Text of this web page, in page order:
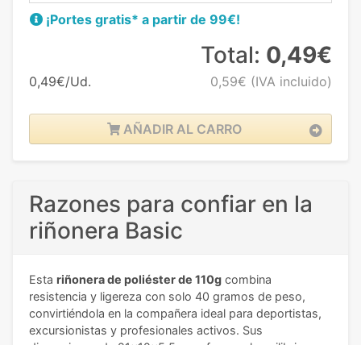
¡Portes gratis* a partir de 99€!
0,49€/Ud.
Total: 0,49€
0,59€ (IVA incluido)
AÑADIR AL CARRO
Razones para confiar en la
riñonera Basic
Esta riñonera de poliéster de 110g combina
resistencia y ligereza con solo 40 gramos de peso,
convirtiéndola en la compañera ideal para deportistas,
excursionistas y profesionales activos. Sus